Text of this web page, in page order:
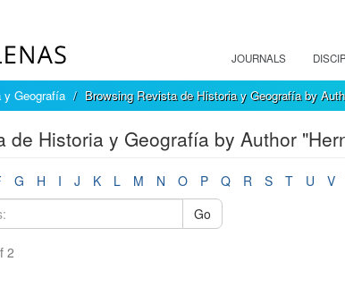
JOURNALS
y Geografía Browsing Revista de Historia y Geografía by
de Historia y Geografía by Author
G H I J K L M N O P Q R S T U V
Go
2